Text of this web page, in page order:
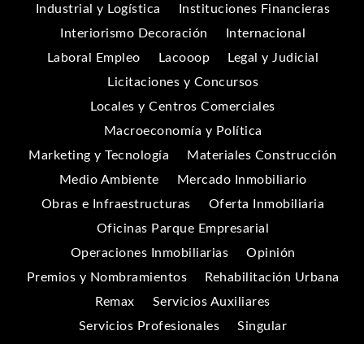
Industrial y Logística
Instituciones Financieras
Interiorismo Decoración
Internacional
Laboral Empleo
Lacooop
Legal y Judicial
Licitaciones y Concursos
Locales y Centros Comerciales
Macroeconomía y Política
Marketing y Tecnología
Materiales Construcción
Medio Ambiente
Mercado Inmobiliario
Obras e Infraestructuras
Oferta Inmobiliaria
Oficinas Parque Empresarial
Operaciones Inmobiliarias
Opinión
Premios y Nombramientos
Rehabilitación Urbana
Remax
Servicios Auxiliares
Servicios Profesionales
Singular